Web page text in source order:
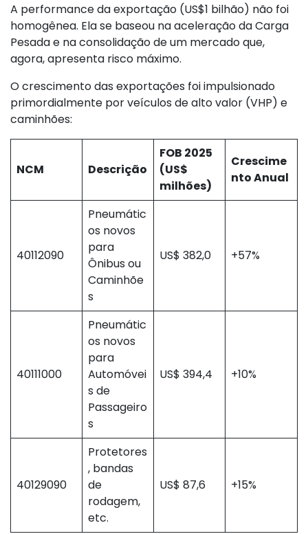
A performance da exportação (US$1 bilhão) não foi
homogênea. Ela se baseou na aceleração da Carga
Pesada e na consolidação de um mercado que,
agora, apresenta risco máximo.
O crescimento das exportações foi impulsionado
primordialmente por veículos de alto valor (VHP) e
caminhões:
NCM Descrição
FOB 2025
(US$
milhões)
Crescime
nto Anual
40112090
Pneumátic
os novos
para
Ônibus ou
Caminhõe
s
US$ 382,0 +57%
40111000
Pneumátic
os novos
para
Automóvei
s de
Passageiro
s
US$ 394,4 +10%
40129090
Protetores
, bandas
de
rodagem,
etc.
US$ 87,6 +15%